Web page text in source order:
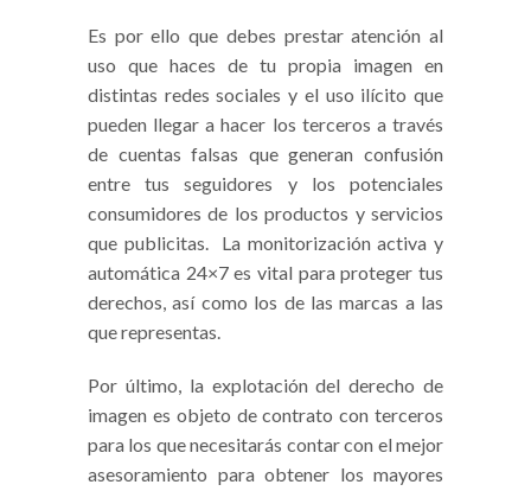
Es por ello que debes prestar atención al
uso que haces de tu propia imagen en
distintas redes sociales y el uso ilícito que
pueden llegar a hacer los terceros a través
de cuentas falsas que generan confusión
entre tus seguidores y los potenciales
consumidores de los productos y servicios
que publicitas. La monitorización activa y
automática 24×7 es vital para proteger tus
derechos, así como los de las marcas a las
que representas.
Por último, la explotación del derecho de
imagen es objeto de contrato con terceros
para los que necesitarás contar con el mejor
asesoramiento para obtener los mayores